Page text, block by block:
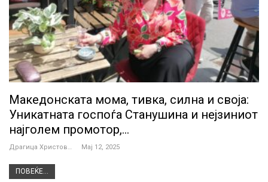
Македонската мома, тивка, силна и своја:
Уникатната госпоѓа Станушина и нејзиниот
најголем промотор,…
Драгица Христова Мај 12, 2025
ПОВЕЌЕ...